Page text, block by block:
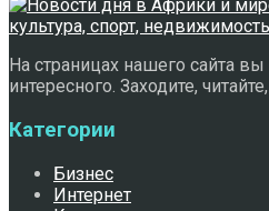
На страницах нашего сайта
интересного. Заходите,
Категории
Бизнес
Интернет